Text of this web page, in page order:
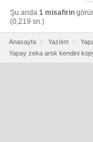
Şu anda 1 misafirin
(0,219 sn.)
Anasayfa Yazılım
Yapay zeka artık kendini